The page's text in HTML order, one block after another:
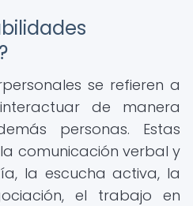
se refieren a
de manera
personas. Estas
comunicación verbal y
la escucha activa, la
el trabajo en